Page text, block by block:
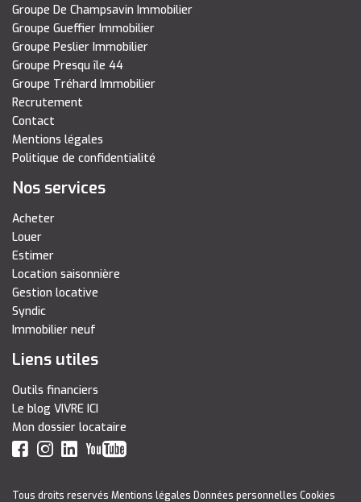
Groupe De Champsavin Immobilier
Groupe Gueffier Immobilier
Groupe Peslier Immobilier
Groupe Presqu île 44
Groupe Tréhard Immobilier
Recrutement
Contact
Mentions légales
Politique de confidentialité
Nos services
Acheter
Louer
Estimer
Location saisonnière
Gestion locative
Syndic
Immobilier neuf
Liens utiles
Outils financiers
Le blog VIVRE ICI
Mon dossier locataire
Tous droits reservés Mentions légales Données personnelles Cookies